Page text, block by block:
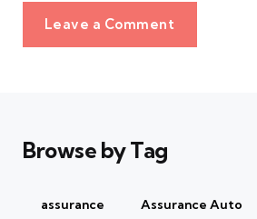
Leave a Comment
Browse by Tag
assurance Assurance Auto